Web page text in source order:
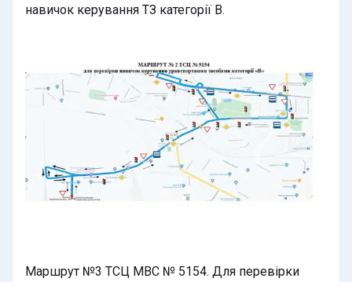
навичок керування ТЗ категорії В.
Маршрут №3 ТСЦ МВС № 5154. Для перевірки